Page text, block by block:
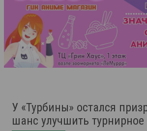
У «Турбины» остался
шанс улучшить